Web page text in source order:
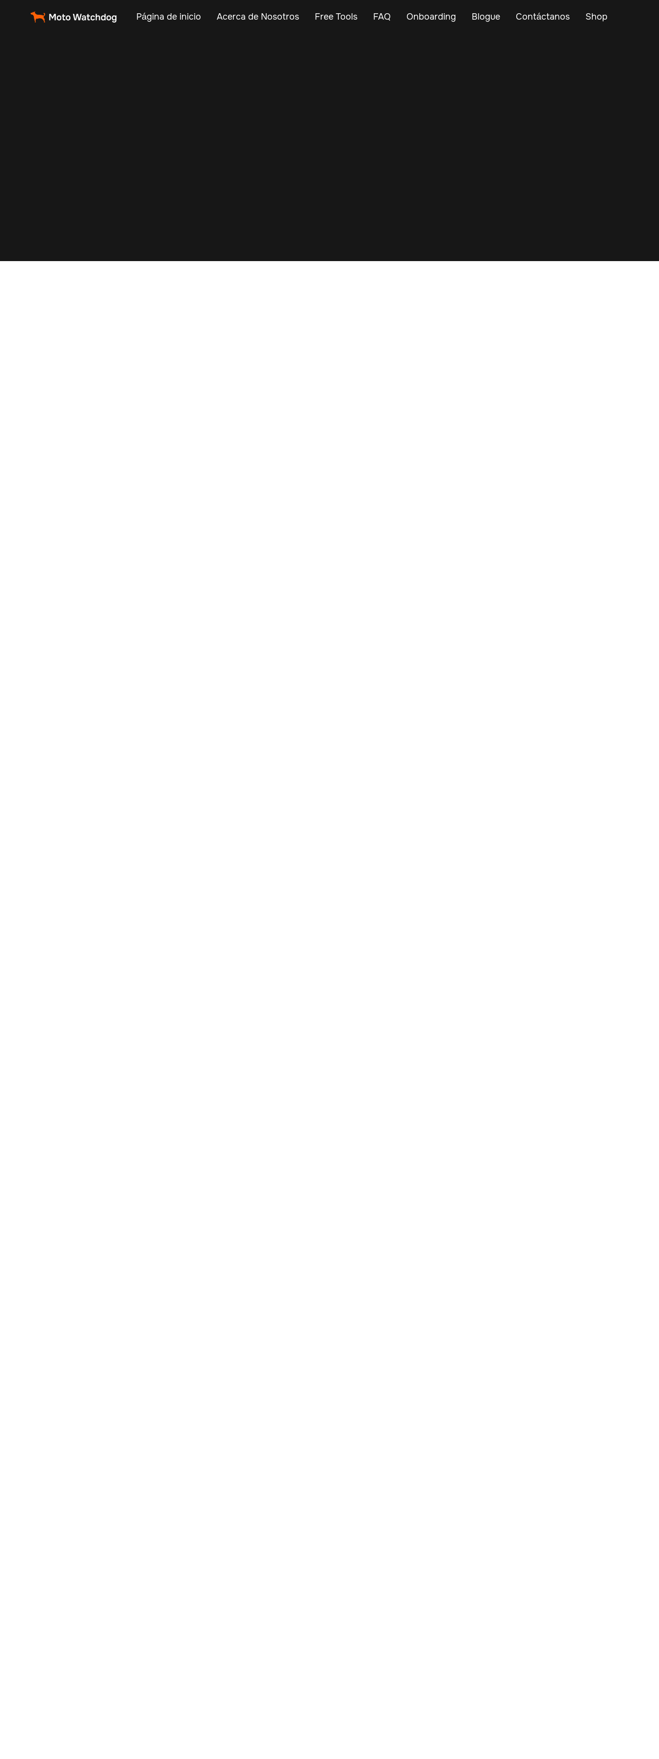
Página de inicio Acerca de Nosotros Free Tools FAQ Onboarding Blogue Contáctanos Shop